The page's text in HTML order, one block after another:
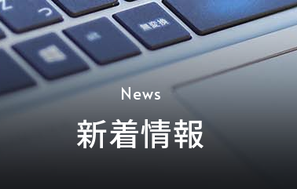
News
新着情報